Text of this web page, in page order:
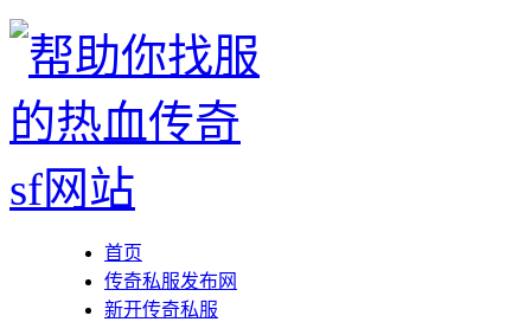
首页
传奇私服发布网
新开传奇私服